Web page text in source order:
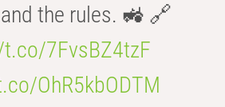
the rules. 🚜 🔗
7FvsBZ4tzF
OhR5kbODTM